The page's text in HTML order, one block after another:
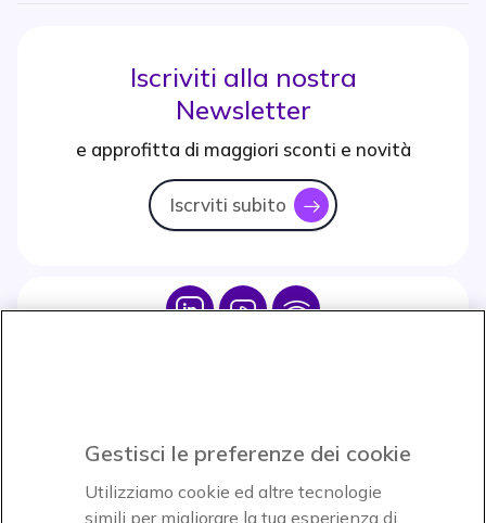
Iscriviti alla nostra
Newsletter
e approfitta di maggiori sconti e novità
Iscrviti subito icon
Icon IconIcon
Accettiamo
Gestisci le preferenze dei cookie
Utilizziamo cookie ed altre tecnologie
simili per migliorare la tua esperienza di